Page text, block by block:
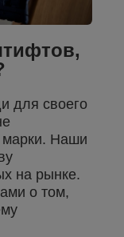
для своего
марки. Наши
на рынке.
о том,